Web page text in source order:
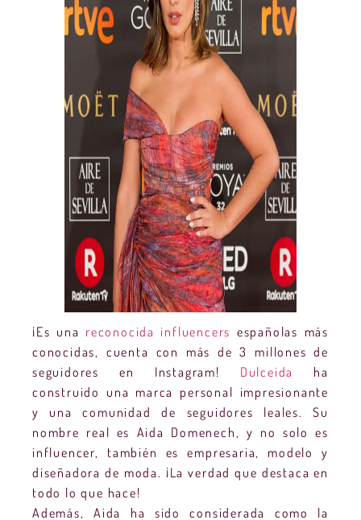
¡Es una reconocida influencers españolas más
conocidas, cuenta con más de 3 millones de
seguidores en Instagram! Dulceida
ha
construido una marca personal impresionante
y una comunidad de seguidores leales. Su
nombre real es Aida Domenech, y no solo es
influencer, también es empresaria, modelo y
diseñadora de moda. ¡La verdad que destaca en
todo lo que hace!
Además, Aida ha sido considerada como la